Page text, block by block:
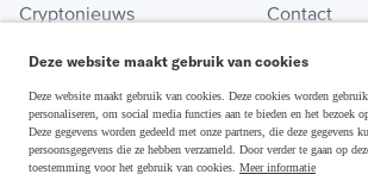
Cryptonieuws
Crypto koopgids
Investeren in crypto
Contact
Adverteren
Disclaimer & Privacy
Deze website maakt gebruik van cookies
Deze website maakt gebruik van cookies. Deze cookies worden
personaliseren, om social media functies aan te bieden en het bezoek
Deze gegevens worden gedeeld met onze partners, die deze gegevens
persoonsgegevens die ze hebben verzameld. Door verder te gaan op
toestemming voor het gebruik van cookies. Meer informatie